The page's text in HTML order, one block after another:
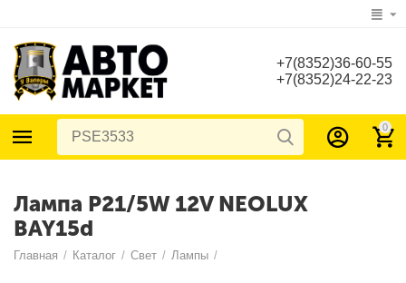
+7(8352)36-60-55
+7(8352)24-22-23
0
Лампа P21/5W 12V NEOLUX
BAY15d
Главная / Каталог / Свет / Лампы /